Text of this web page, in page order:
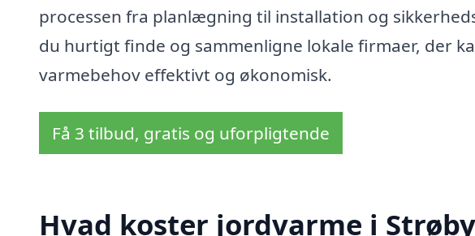
processen fra planlægning til installation og
du hurtigt finde og sammenligne lokale firmaer, der
varmebehov effektivt og økonomisk.
Få 3 tilbud, gratis og uforpligtende
Hvad koster jordvarme i Strøby